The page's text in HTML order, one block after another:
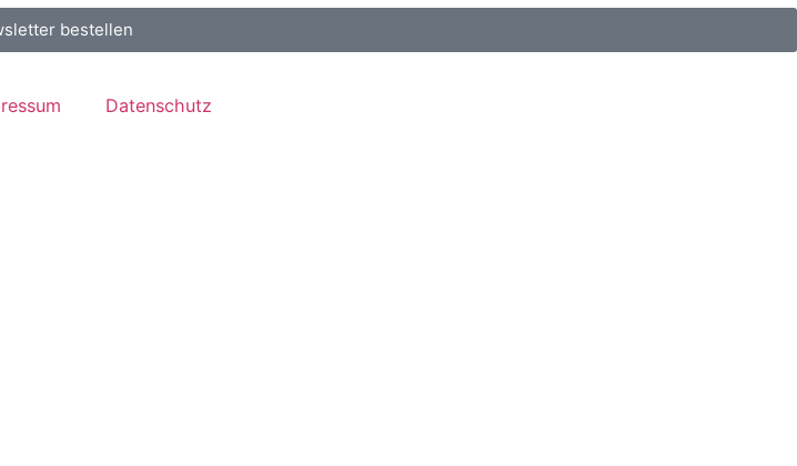
bestellen
Datenschutz